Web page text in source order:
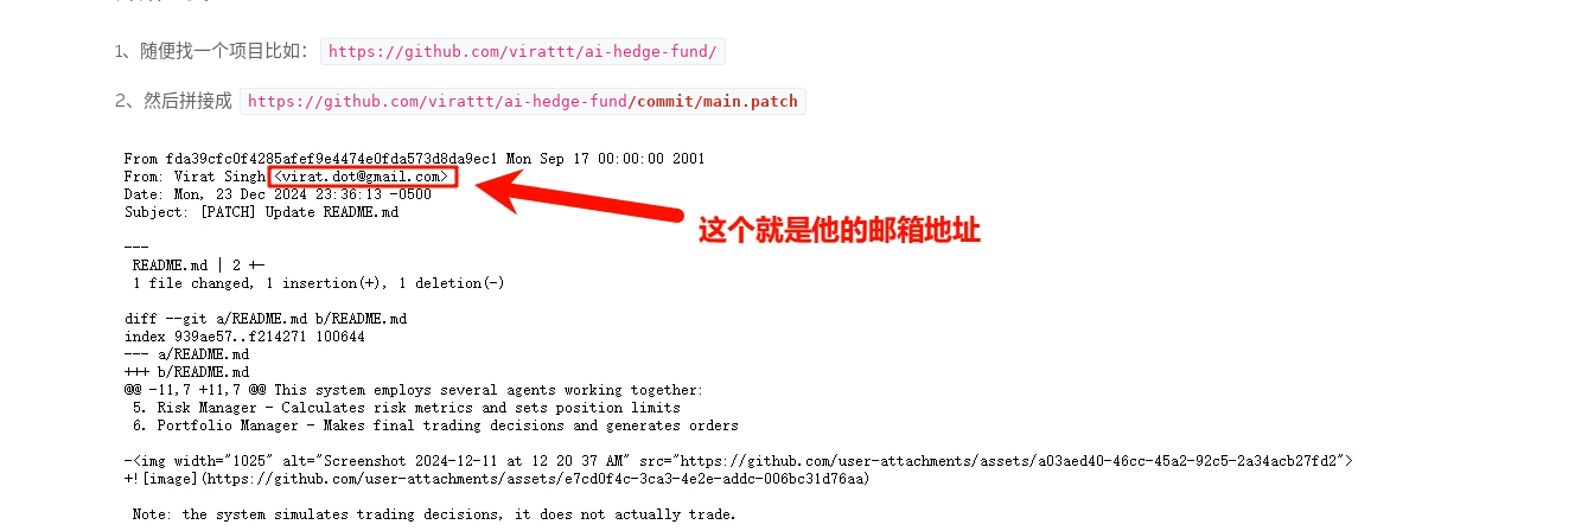
1、随便找一个项目比如： https://github.com/virattt/ai-hedge-fund/
2、然后拼接成 https://github.com/virattt/ai-hedge-fund /commit/main.patch